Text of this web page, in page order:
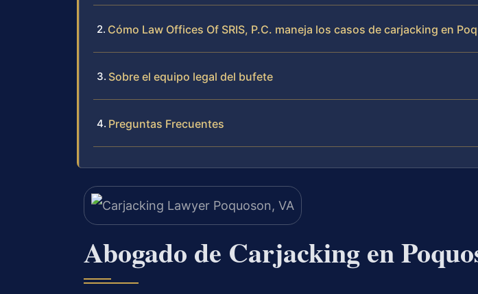
Cómo Law Offices Of SRIS, P.C. maneja los casos de carjacking en
Sobre el equipo legal del bufete
Preguntas Frecuentes
Abogado de Carjacking en